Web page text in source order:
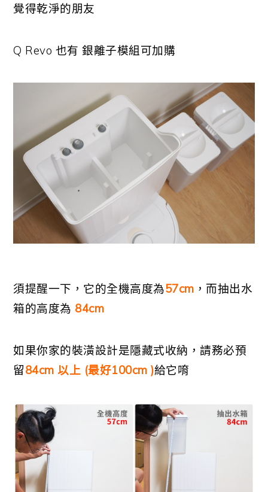
覺得乾淨的朋友
Q Revo 也有 銀離子模組可加購
須提醒一下，它的全機高度為57cm ，而抽出水
箱的高度為 84cm
如果你家的裝潢設計是隱藏式收納，請務必預
留84cm 以上 (最好100cm )給它唷